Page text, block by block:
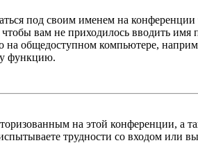
под своим именем на
вам не приходилось вводить
на общедоступном компьютере,
функцию.
на этой конференции,
трудности со входом или